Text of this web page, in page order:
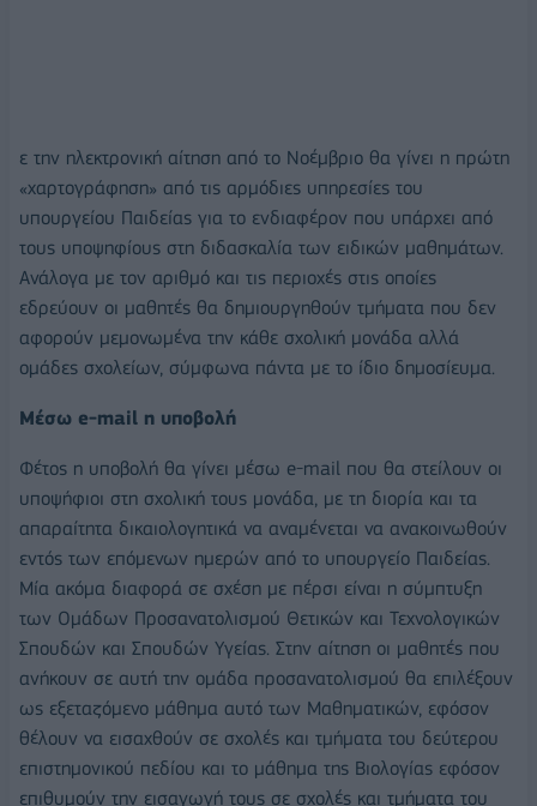
ε την ηλεκτρονική αίτηση από το Νοέμβριο θα γίνει η πρώτη
«χαρτογράφηση» από τις αρμόδιες υπηρεσίες του
υπουργείου Παιδείας για το ενδιαφέρον που υπάρχει από
τους υποψηφίους στη διδασκαλία των ειδικών μαθημάτων.
Ανάλογα με τον αριθμό και τις περιοχές στις οποίες
εδρεύουν οι μαθητές θα δημιουργηθούν τμήματα που δεν
αφορούν μεμονωμένα την κάθε σχολική μονάδα αλλά
ομάδες σχολείων, σύμφωνα πάντα με το ίδιο δημοσίευμα.
Μέσω e-mail η υποβολή
Φέτος η υποβολή θα γίνει μέσω e-mail που θα στείλουν οι
υποψήφιοι στη σχολική τους μονάδα, με τη διορία και τα
απαραίτητα δικαιολογητικά να αναμένεται να ανακοινωθούν
εντός των επόμενων ημερών από το υπουργείο Παιδείας.
Μία ακόμα διαφορά σε σχέση με πέρσι είναι η σύμπτυξη
των Ομάδων Προσανατολισμού Θετικών και Τεχνολογικών
Σπουδών και Σπουδών Υγείας. Στην αίτηση οι μαθητές που
ανήκουν σε αυτή την ομάδα προσανατολισμού θα επιλέξουν
ως εξεταζόμενο μάθημα αυτό των Μαθηματικών, εφόσον
θέλουν να εισαχθούν σε σχολές και τμήματα του δεύτερου
επιστημονικού πεδίου και το μάθημα της Βιολογίας εφόσον
επιθυμούν την εισαγωγή τους σε σχολές και τμήματα του